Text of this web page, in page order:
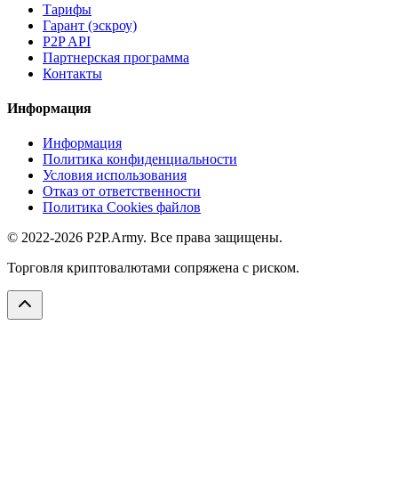
Тарифы
Гарант (эскроу)
P2P API
Партнерская программа
Контакты
Информация
Информация
Политика конфиденциальности
Условия использования
Отказ от ответственности
Политика Cookies файлов
© 2022-2026 P2P.Army. Все права защищены.
Торговля криптовалютами сопряжена с риском.